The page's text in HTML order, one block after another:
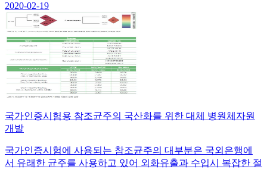
2020-02-19
국가인증시험용 참조균주의 국산화를 위한 대체 병원체자원
개발
국가인증시험에 사용되는 참조균주의 대부분은 국외은행에
서 유래한 균주를 사용하고 있어 외화유출과 수입시 복잡한 절